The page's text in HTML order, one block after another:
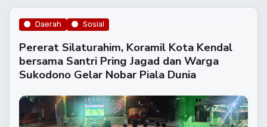
Daerah Sosial
Pererat Silaturahim, Koramil Kota Kendal
bersama Santri Pring Jagad dan Warga
Sukodono Gelar Nobar Piala Dunia